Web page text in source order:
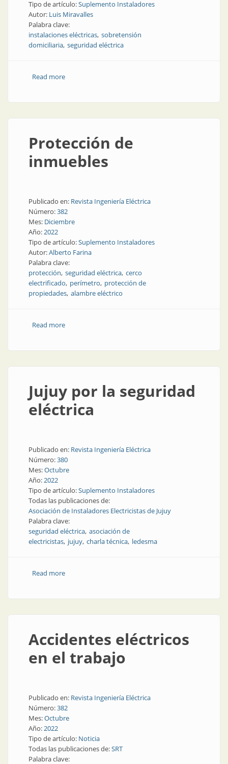
Tipo de artículo:Suplemento Instaladores
Autor: Luis Miravalles
Palabra clave:
instalaciones eléctricas sobretensión
domiciliaria seguridad eléctrica
Read moreabout Qué nos enseña el apagón
Protección de
inmuebles
Publicado en: Revista Ingeniería Eléctrica
Número:382
Mes: Diciembre
Año:2022
Tipo de artículo:Suplemento Instaladores
Autor:Alberto Farina
Palabra clave:
protección seguridad eléctrica cerco
electrificado perímetro protección de
propiedades alambre eléctrico
Read moreabout Protección de inmuebles
Jujuy por la seguridad
eléctrica
Publicado en: Revista Ingeniería Eléctrica
Número:380
Mes:Octubre
Año:2022
Tipo de artículo:Suplemento Instaladores
Todas las publicaciones de:
Asociación de Instaladores Electricistas de Jujuy
Palabra clave:
seguridad eléctrica asociación de
electricistas jujuy charla técnica ledesma
Read moreabout Jujuy por la seguridad eléctrica
Accidentes eléctricos
en el trabajo
Publicado en: Revista Ingeniería Eléctrica
Número:382
Mes:Octubre
Año:2022
Tipo de artículo: Noticia
Todas las publicaciones de:SRT
Palabra clave: